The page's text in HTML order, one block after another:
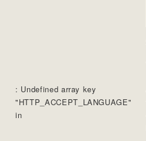
: Undefined array key
"HTTP_ACCEPT_LANGUAGE"
in